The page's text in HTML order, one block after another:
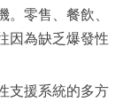
零售、餐飲、
因為缺乏爆發性
支援系統的多方